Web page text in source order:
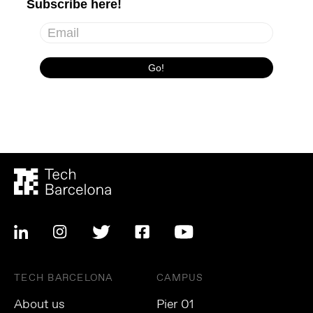
TECH BARCELONA
About us
CAMPUS
Pier 01